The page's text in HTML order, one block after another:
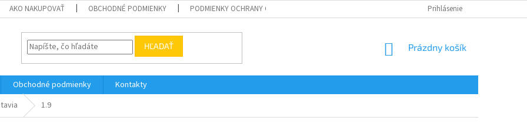
AKO NAKUPOVAŤ OBCHODNÉ PODMIENKY PODMIENKY OCHRANY OSOBNÝCH ÚDAJOV Prihlásenie
HĽADAŤ
NÁKUPNÝ
Prázdny košík
Obchodné podmienky
Kontakty
1.9